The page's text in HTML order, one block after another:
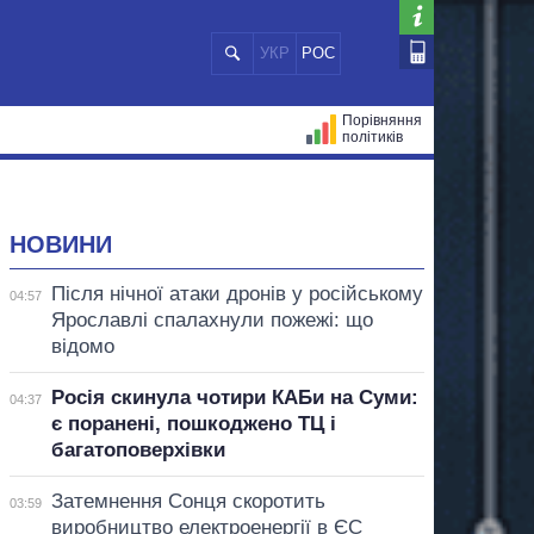
УКР РОС
Порівняння
політиків
НОВИНИ
04:57
Після нічної атаки дронів у російському
Ярославлі спалахнули пожежі: що
відомо
04:37
Росія скинула чотири КАБи на Суми:
є поранені, пошкоджено ТЦ і
багатоповерхівки
03:59
Затемнення Сонця скоротить
виробництво електроенергії в ЄС